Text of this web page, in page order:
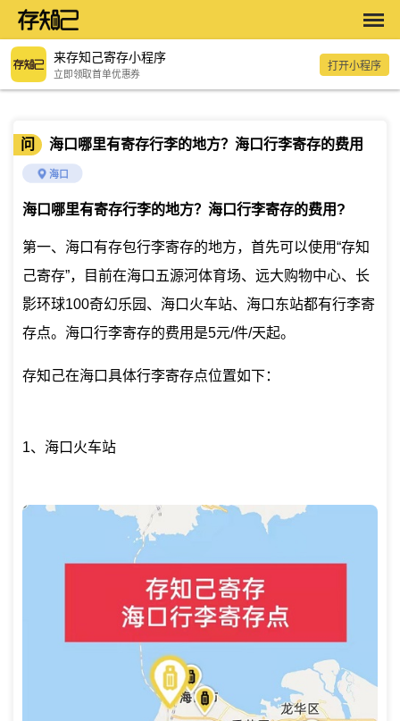
来存知己寄存小程序
立即领取首单优惠券
打开小程序
问 海口哪里有寄存行李的地方？海口行李寄存的费用
海口
海口哪里有寄存行李的地方？海口行李寄存的费用?
第一、海口有存包行李寄存的地方，首先可以使用“存知
己寄存”，目前在海口五源河体育场、远大购物中心、长
影环球100奇幻乐园、海口火车站、海口东站都有行李寄
存点。海口行李寄存的费用是5元/件/天起。
存知己在海口具体行李寄存点位置如下：
1、海口火车站